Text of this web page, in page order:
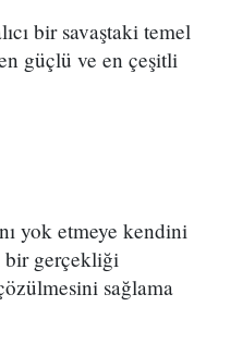
bir savaştaki temel
güçlü ve en çeşitli
yok etmeye kendini
bir gerçekliği
sağlama